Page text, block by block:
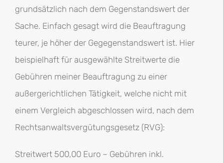
grundsätzlich nach dem Gegenstandswert der
Sache. Einfach gesagt wird die Beauftragung
teurer, je höher der Gegegenstandswert ist. Hier
beispielhaft für ausgewählte Streitwerte die
Gebühren meiner Beauftragung zu einer
außergerichtlichen Tätigkeit, welche nicht mit
einem Vergleich abgeschlossen wird, nach dem
Rechtsanwaltsvergütungsgesetz (RVG):
Streitwert 500,00 Euro – Gebühren inkl.